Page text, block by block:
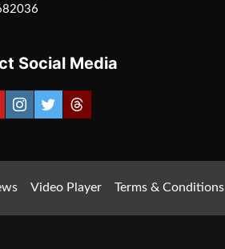
Social Media
Video Player Terms & Conditions